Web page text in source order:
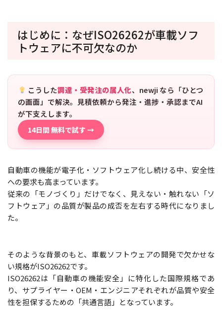
はじめに：なぜISO26262が車載ソフ
トウェアに不可欠なのか
こうした調達・受発注の属人化、newji なら「ひとつ
の画面」で解決。見積依頼から発注・進捗・承認までAI
が下支えします。
14日間 無料で試す →
自動車の機能が電子化・ソフトウェア化し続ける中、安全性
への要求も高まっています。
従来の「モノづくり」だけでなく、見えない・触れない「ソ
フトウェア」の品質が製品の成否を左右する時代になりまし
た。
そのような背景のもと、車載ソフトウェアの開発で欠かせな
い規格がISO26262です。
ISO26262は「自動車の機能安全」に特化した国際規格であ
り、サプライヤー・OEM・エンジニアそれぞれが品質や安全
性を担保するための「共通言語」となっています。